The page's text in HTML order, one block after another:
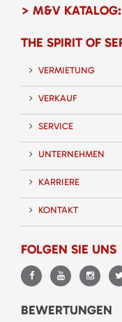
> M&V KATALOG:
THE SPIRIT OF
VERMIETUNG
VERKAUF
SERVICE
UNTERNEHMEN
KARRIERE
KONTAKT
FOLGEN SIE UNS
BEWERTUNGEN